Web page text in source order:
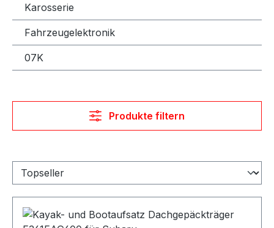
Karosserie
Fahrzeugelektronik
07K
Produkte filtern